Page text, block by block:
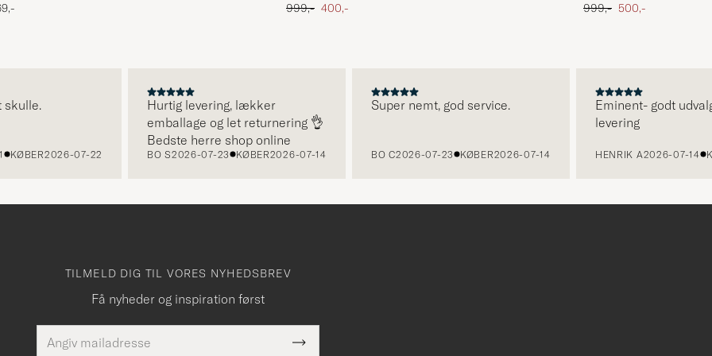
Ordinary pris
999,- Nedsat pris
400,-
Ordinary pris
999,- Nedsat pris
500,-
2026-07-22
Hurtig levering, lækker
emballage og let returnering 👌
Bedste herre shop online
BO S2026-07-23 KØBER2026-07-14
Super nemt, god service.
BO C2026-07-23 KØBER2026-07-14
Eminent- godt udvalg
levering
HENRIK A2026-07-14
TILMELD DIG TIL VORES NYHEDSBREV
Få nyheder og inspiration først
mailadresse
Dette
Submit